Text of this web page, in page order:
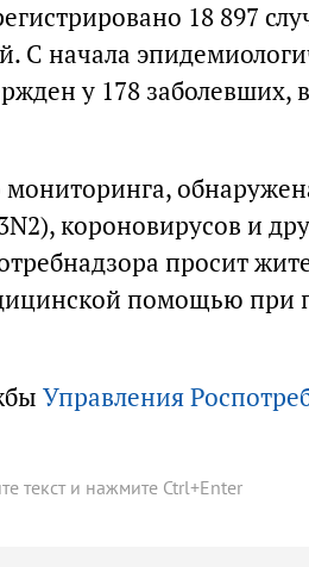
18 897
С начала
у 178 заболевших,
короновирусов и
просит
помощью при
Управления
текст и нажмите Ctrl+Enter